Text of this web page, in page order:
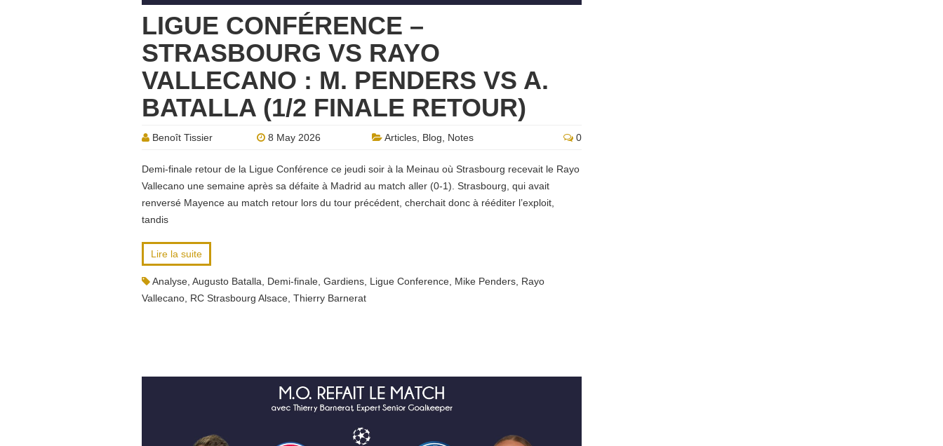
LIGUE CONFÉRENCE –
STRASBOURG VS RAYO
VALLECANO : M. PENDERS VS A.
BATALLA (1/2 FINALE RETOUR)
Benoît Tissier 8 May 2026 Articles Blog Notes 0
Demi-finale retour de la Ligue Conférence ce jeudi soir à la Meinau où Strasbourg recevait le Rayo
Vallecano une semaine après sa défaite à Madrid au match aller (0-1). Strasbourg, qui avait
renversé Mayence au match retour lors du tour précédent, cherchait donc à rééditer l’exploit,
tandis
Lire la suite
Analyse Augusto Batalla Demi-finale Gardiens Ligue Conference Mike Penders Rayo
Vallecano RC Strasbourg Alsace Thierry Barnerat